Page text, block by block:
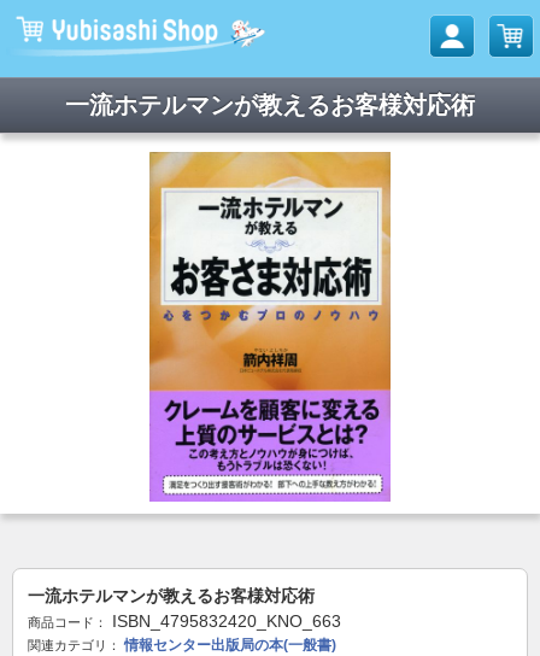
一流ホテルマンが教えるお客様対応術
一流ホテルマンが教えるお客様対応術
商品コード： ISBN_4795832420_KNO_663
関連カテゴリ： 情報センター出版局の本(一般書)